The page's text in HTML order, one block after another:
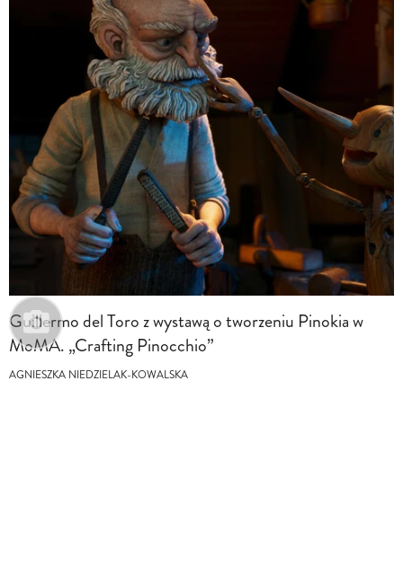
Guillermo del Toro z wystawą o tworzeniu Pinokia w
MoMA. „Crafting Pinocchio”
AGNIESZKA NIEDZIELAK-KOWALSKA